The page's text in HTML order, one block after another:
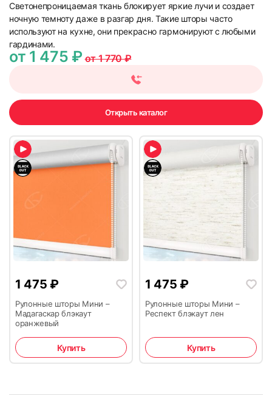
Светонепроницаемая ткань блокирует яркие лучи и создает
ночную темноту даже в разгар дня. Такие шторы часто
используют на кухне, они прекрасно гармонируют с любыми
гардинами.
от 1 475 ₽от 1 770 ₽
Открыть каталог
1 475 ₽
Рулонные шторы Мини –
Мадагаскар блэкаут
оранжевый
Купить
1 475 ₽
Рулонные шторы Мини –
Респект блэкаут лен
Купить